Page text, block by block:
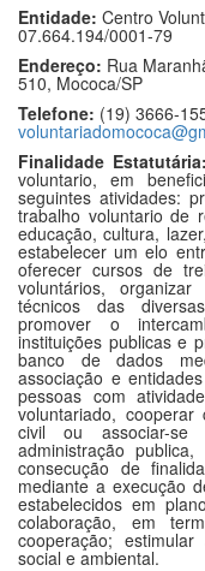
Entidade: Centro
07.664.194/0001-79
Endereço: Rua
510, Mococa/SP
Telefone: (19) 3666-
Finalidade Estatutária:
voluntario, em
seguintes atividades:
trabalho voluntario de
educação, cultura,
estabelecer um elo
oferecer cursos de
voluntários,
técnicos das
promover o
instituições publicas e
banco de dados
associação e
pessoas com
voluntariado,
civil ou associar-
administração
consecução de
mediante a execução
estabelecidos em
colaboração, em
cooperação;
social e ambiental.